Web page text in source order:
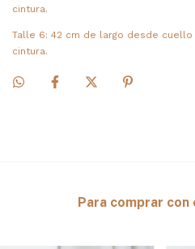
cintura.
Talle 6: 42 cm de largo desde
cintura.
Para comprar